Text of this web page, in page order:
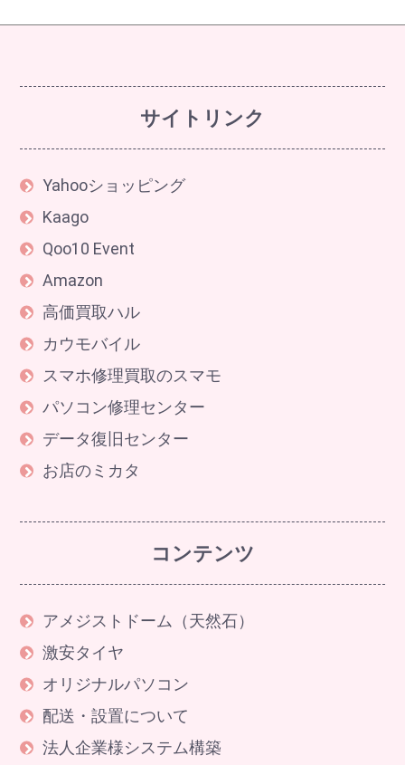
サイトリンク
Yahooショッピング
Kaago
Qoo10 Event
Amazon
高価買取ハル
カウモバイル
スマホ修理買取のスマモ
パソコン修理センター
データ復旧センター
お店のミカタ
コンテンツ
アメジストドーム（天然石）
激安タイヤ
オリジナルパソコン
配送・設置について
法人企業様システム構築